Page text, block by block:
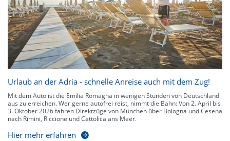
Urlaub an der Adria - schnelle Anreise auch mit dem Zug!
Mit dem Auto ist die Emilia Romagna in wenigen Stunden von Deutschland
aus zu erreichen. Wer gerne autofrei reist, nimmt die Bahn: Von 2. April bis
3. Oktober 2026 fahren Direktzüge von München über Bologna und Cesena
nach Rimini, Riccione und Cattolica ans Meer.
Hier mehr erfahren